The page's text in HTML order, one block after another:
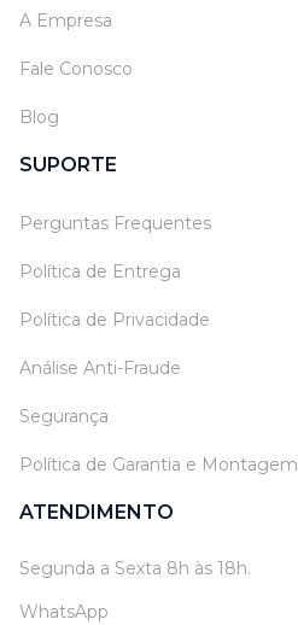
A Empresa
Fale Conosco
Blog
SUPORTE
Perguntas Frequentes
Política de Entrega
Política de Privacidade
Análise Anti-Fraude
Segurança
Política de Garantia e Montagem
ATENDIMENTO
Segunda a Sexta 8h às 18h.
WhatsApp